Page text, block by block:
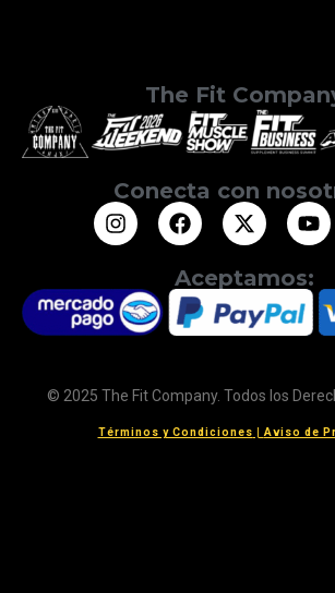
The Fit
Conecta con
Aceptamos:
© 2025 The Fit Company. Todos los
Términos y Condiciones |Aviso de